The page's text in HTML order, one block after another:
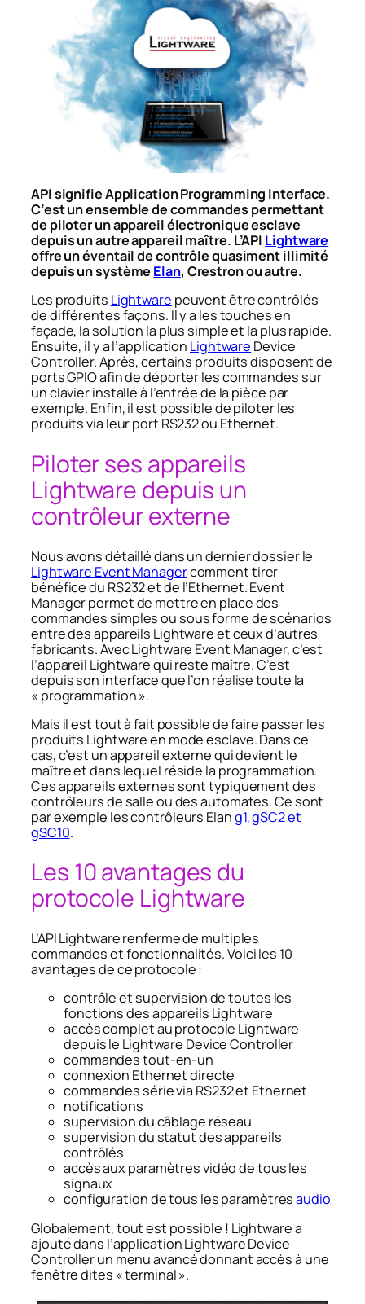
API signifie Application Programming Interface.
C’est un ensemble de commandes permettant
de piloter un appareil électronique esclave
depuis un autre appareil maître. L’API Lightware
offre un éventail de contrôle quasiment illimité
depuis un système Elan, Crestron ou autre.
Les produits Lightware peuvent être contrôlés
de différentes façons. Il y a les touches en
façade, la solution la plus simple et la plus rapide.
Ensuite, il y a l’application Lightware Device
Controller. Après, certains produits disposent de
ports GPIO afin de déporter les commandes sur
un clavier installé à l’entrée de la pièce par
exemple. Enfin, il est possible de piloter les
produits via leur port RS232 ou Ethernet.
Piloter ses appareils
Lightware depuis un
contrôleur externe
Nous avons détaillé dans un dernier dossier le
Lightware Event Managercomment tirer
bénéfice du RS232 et de l’Ethernet. Event
Manager permet de mettre en place des
commandes simples ou sous forme de scénarios
entre des appareils Lightware et ceux d’autres
fabricants. Avec Lightware Event Manager, c’est
l’appareil Lightware qui reste maître. C’est
depuis son interface que l’on réalise toute la
« programmation ».
Mais il est tout à fait possible de faire passer les
produits Lightware en mode esclave. Dans ce
cas, c’est un appareil externe qui devient le
maître et dans lequel réside la programmation.
Ces appareils externes sont typiquement des
contrôleurs de salle ou des automates. Ce sont
par exemple les contrôleurs Elang1, gSC2 et
gSC10.
Les 10 avantages du
protocole Lightware
L’API Lightware renferme de multiples
commandes et fonctionnalités. Voici les 10
avantages de ce protocole :
contrôle et supervision de toutes les
fonctions des appareils Lightware
accès complet au protocole Lightware
depuis le Lightware Device Controller
commandes tout-en-un
connexion Ethernet directe
commandes série via RS232 et Ethernet
notifications
supervision du câblage réseau
supervision du statut des appareils
contrôlés
accès aux paramètres vidéo de tous les
signaux
configuration de tous les paramètresaudio
Globalement, tout est possible ! Lightware a
ajouté dans l’application Lightware Device
Controller un menu avancé donnant accès à une
fenêtre dites « terminal ».